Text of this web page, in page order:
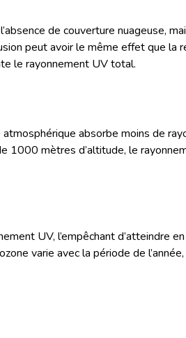
de couverture nuageuse,
peut avoir le même effet que la
le rayonnement UV total.
atmosphérique absorbe moins de
1000 mètres d’altitude, le
UV, l’empêchant d’atteindre
varie avec la période de